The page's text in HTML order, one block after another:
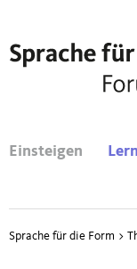
Einsteigen
Sprache für die Form >